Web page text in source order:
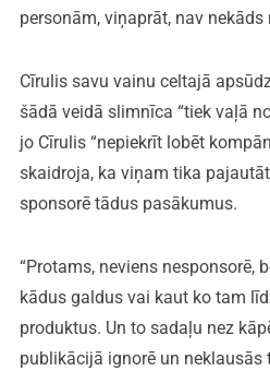
personām, viņaprāt, nav nekāds
Cīrulis savu vainu celtajā
šādā veidā slimnīca “tiek vaļā
jo Cīrulis “nepiekrīt lobēt
skaidroja, ka viņam tika
sponsorē tādus pasākumus.
“Protams, neviens nesponsorē,
kādus galdus vai kaut ko tam
produktus. Un to sadaļu nez
publikācijā ignorē un